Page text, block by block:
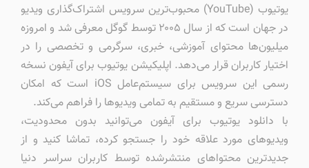
یوتیوب (YouTube) محبوب‌ترین سرویس اشتراک‌گذاری ویدیو
در جهان است که از سال ۲۰۰۵ توسط گوگل معرفی شد و امروزه
میلیون‌ها محتوای آموزشی، خبری، سرگرمی و تخصصی را در
اختیار کاربران قرار می‌دهد. اپلیکیشن یوتیوب برای آیفون نسخه
رسمی این سرویس برای سیستم‌عامل iOS است که امکان
دسترسی سریع و مستقیم به تمامی ویدیوها را فراهم می‌کند.
با دانلود یوتیوب برای آیفون می‌توانید بدون محدودیت،
ویدیوهای مورد علاقه خود را جستجو کرده، تماشا کنید و از
جدیدترین محتواهای منتشرشده توسط کاربران سراسر دنیا